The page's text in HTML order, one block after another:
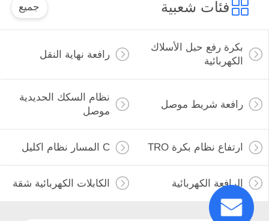
فئات شعبية جميع
بكرة رفع حبل الأسلاك
الكهربائية
رافعة نهاية النقل
رافعة شريط موصل
نظام السكك الحديدية
موصل
ارتفاع نظام بكرة TRO C المسار نظام اكليل
الرافعة الكهربائية الكابلات الكهربائية شقة